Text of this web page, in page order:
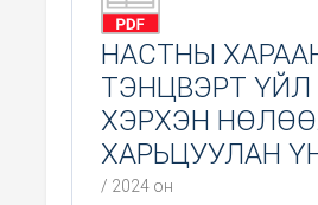
НАСТНЫ
ТЭНЦВЭРТ
ХЭРХЭН
ХАРЬЦУУЛАН
/ 2024 он